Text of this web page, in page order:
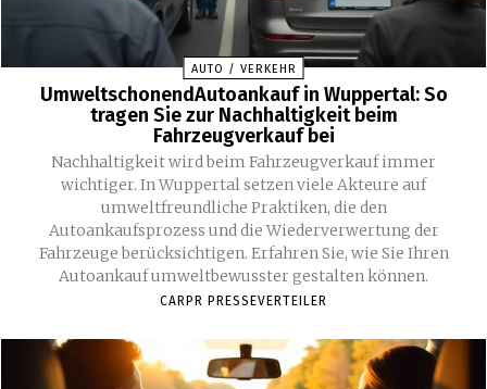
AUTO / VERKEHR
UmweltschonendAutoankauf in Wuppertal: So
tragen Sie zur Nachhaltigkeit beim
Fahrzeugverkauf bei
Nachhaltigkeit wird beim Fahrzeugverkauf immer
wichtiger. In Wuppertal setzen viele Akteure auf
umweltfreundliche Praktiken, die den
Autoankaufsprozess und die Wiederverwertung der
Fahrzeuge berücksichtigen. Erfahren Sie, wie Sie Ihren
Autoankauf umweltbewusster gestalten können.
CARPR PRESSEVERTEILER